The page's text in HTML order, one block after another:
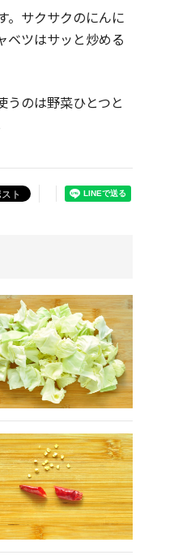
。サクサクのにんに
ベツはサッと炒める
のは野菜ひとつと